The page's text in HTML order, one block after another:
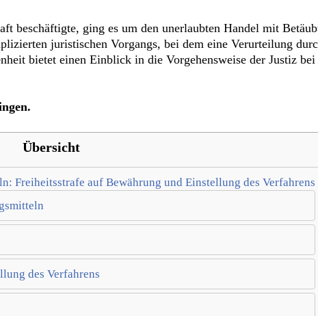
beschäftigte, ging es um den unerlaubten Handel mit
juristischen Vorgangs, bei dem eine Verurteilung
bietet einen Einblick in die Vorgehensweise der Justiz
Übersicht
Freiheitsstrafe auf Bewährung und Einstellung des Verfahrens
des Verfahrens